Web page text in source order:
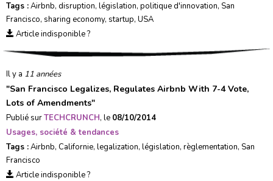
Tags :Airbnb, disruption, législation, politique d'innovation, San
Francisco, sharing economy, startup, USA
Article indisponible ?
Il y a 11 années
"San Francisco Legalizes, Regulates Airbnb With 7-4 Vote,
Lots of Amendments"
Publié surTECHCRUNCH, le 08/10/2014
Usages, société & tendances
Tags :Airbnb, Californie, legalization, législation, règlementation, San
Francisco
Article indisponible ?